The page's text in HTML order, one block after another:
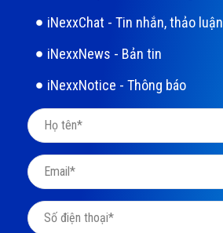
iNexxChat - Tin nhắn, thảo luận
iNexxNews - Bản tin
iNexxNotice - Thông báo